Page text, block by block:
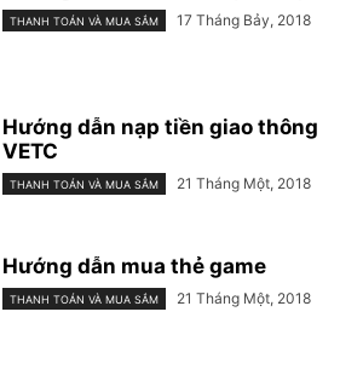
THANH TOÁN VÀ MUA SẮM 17 Tháng Bảy, 2018
Hướng dẫn nạp tiền giao thông
VETC
THANH TOÁN VÀ MUA SẮM 21 Tháng Một, 2018
Hướng dẫn mua thẻ game
THANH TOÁN VÀ MUA SẮM 21 Tháng Một, 2018